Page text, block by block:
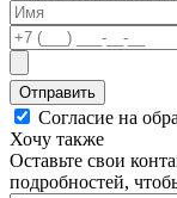
Отправить
Согласие на
Хочу также
Оставьте свои
подробностей,